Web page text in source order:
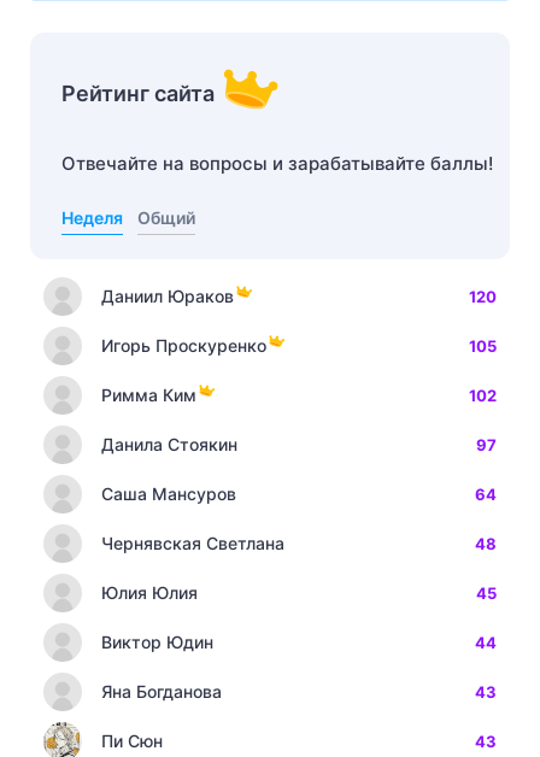
Рейтинг сайта
Отвечайте на вопросы и зарабатывайте баллы!
Неделя Общий
Даниил Юраков 120
Игорь Проскуренко 105
Римма Ким 102
Данила Стоякин 97
Саша Мансуров 64
Чернявская Светлана 48
Юлия Юлия 45
Виктор Юдин 44
Яна Богданова 43
Пи Сюн 43